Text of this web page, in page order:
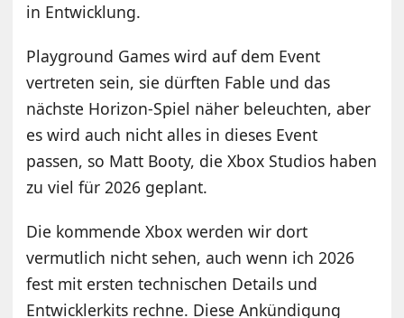
in Entwicklung.
Playground Games wird auf dem Event
vertreten sein, sie dürften Fable und das
nächste Horizon-Spiel näher beleuchten, aber
es wird auch nicht alles in dieses Event
passen, so Matt Booty, die Xbox Studios haben
zu viel für 2026 geplant.
Die kommende Xbox werden wir dort
vermutlich nicht sehen, auch wenn ich 2026
fest mit ersten technischen Details und
Entwicklerkits rechne. Diese Ankündigung